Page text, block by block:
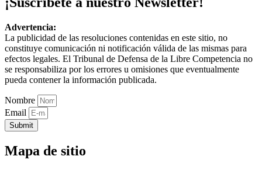
Advertencia:
La publicidad de las resoluciones contenidas en este sitio, no
constituye comunicación ni notificación válida de las mismas para
efectos legales. El Tribunal de Defensa de la Libre Competencia no
se responsabiliza por los errores u omisiones que eventualmente
pueda contener la información publicada.
Nombre
Email
Submit
Mapa de sitio